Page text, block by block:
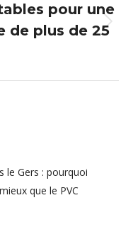
pour une
de plus de 25
le Gers : pourquoi
que le PVC